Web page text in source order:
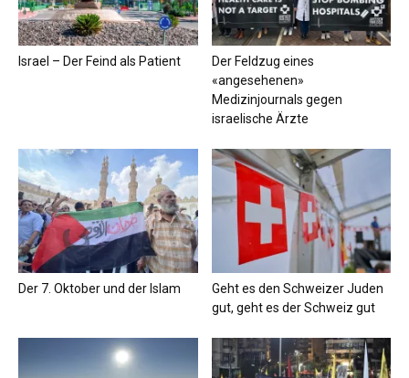
Israel – Der Feind als Patient
Der Feldzug eines
«angesehenen»
Medizinjournals gegen
israelische Ärzte
Der 7. Oktober und der Islam
Geht es den Schweizer Juden
gut, geht es der Schweiz gut